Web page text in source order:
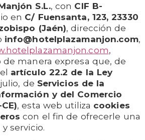
S.L., con CIF B-
en C/ Fuensanta, 123, 23330
(Jaén), dirección de
info@hotelplazamanjon.com,
,
manera expresa que, de
artículo 22.2 de la Ley
julio, de Servicios de la
y del Comercio
, esta web utiliza cookies
con el fin de ofrecerle una
servicio.